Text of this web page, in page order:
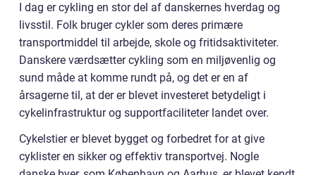
I dag er cykling en stor del af danskernes hverdag og
livsstil. Folk bruger cykler som deres primære
transportmiddel til arbejde, skole og fritidsaktiviteter.
Danskere værdsætter cykling som en miljøvenlig og
sund måde at komme rundt på, og det er en af
årsagerne til, at der er blevet investeret betydeligt i
cykelinfrastruktur og supportfaciliteter landet over.
Cykelstier er blevet bygget og forbedret for at give
cyklister en sikker og effektiv transportvej. Nogle